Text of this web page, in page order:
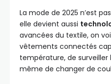
La mode de 2025 n’est
elle devient aussi
avancées du textile, on
vêtements connectés
température, de surveiller
même de changer de